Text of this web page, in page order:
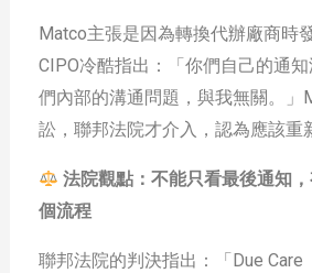
Matco主張是因為轉換代辦廠商時
CIPO冷酷指出：「你們自己的通
們內部的溝通問題，與我無關。」
訟，聯邦法院才介入，認為應該重
法院觀點：不能只看最後通知
個流程
聯邦法院的判決指出：「Due Care